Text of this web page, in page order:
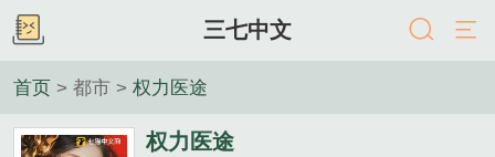
三七中文
首页 > 都市 > 权力医途
权力医途